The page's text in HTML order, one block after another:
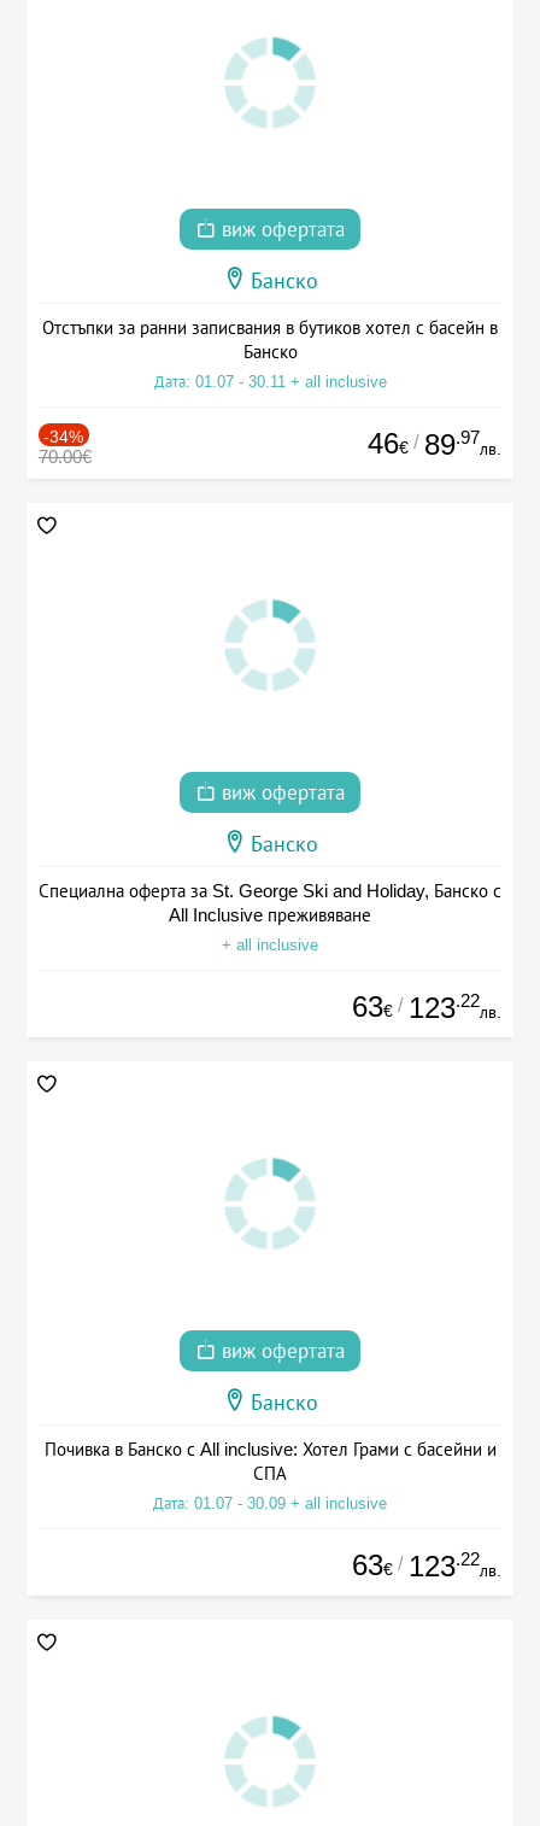
виж офертата
Банско
Отстъпки за ранни записвания в бутиков хотел с басейн в
Банско
Дата: 01.07 - 30.11 + all inclusive
-34%
70.00€ 46€ / 89.97
лв.
виж офертата
Банско
Специална оферта за St. George Ski and Holiday, Банско с
All Inclusive преживяване
+ all inclusive
63€ / 123.22
лв.
виж офертата
Банско
Почивка в Банско с All inclusive: Хотел Грами с басейни и
СПА
Дата: 01.07 - 30.09 + all inclusive
63€ / 123.22
лв.